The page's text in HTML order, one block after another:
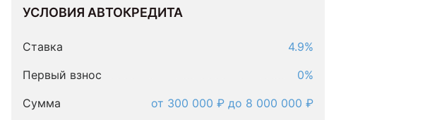
УСЛОВИЯ АВТОКРЕДИТА
Ставка
4.9%
Первый взнос
0%
Сумма
от 300 000 ₽ до 8 000 000 ₽